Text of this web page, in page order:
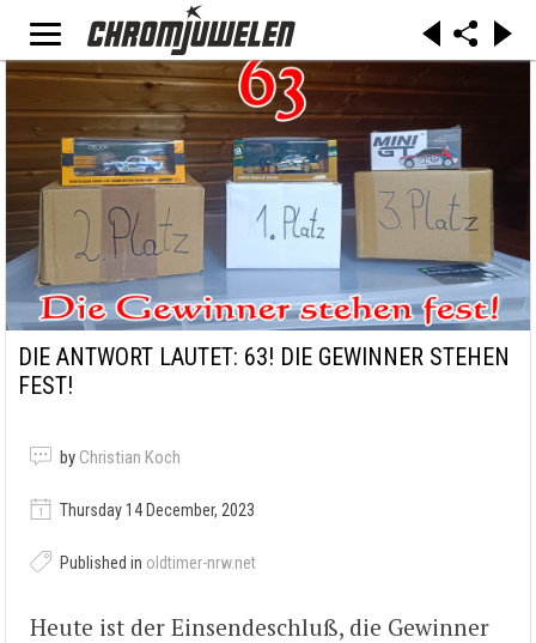
DIE ANTWORT LAUTET: 63! DIE GEWINNER STEHEN
FEST!
by Christian Koch
Thursday 14 December, 2023
Published in oldtimer-nrw.net
Heute ist der Einsendeschluß, die Gewinner